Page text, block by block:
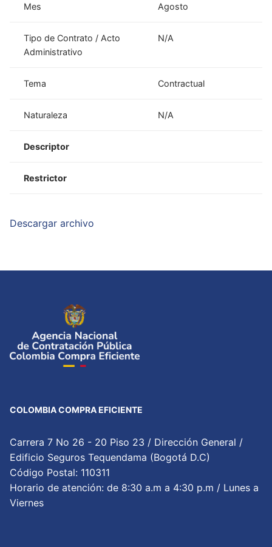
Mes Agosto
Tipo de Contrato / Acto
Administrativo
N/A
Tema Contractual
Naturaleza N/A
Descriptor
Restrictor
Descargar archivo
COLOMBIA COMPRA EFICIENTE
Carrera 7 No 26 - 20 Piso 23 / Dirección General /
Edificio Seguros Tequendama (Bogotá D.C)
Código Postal: 110311
Horario de atención: de 8:30 a.m a 4:30 p.m / Lunes a
Viernes